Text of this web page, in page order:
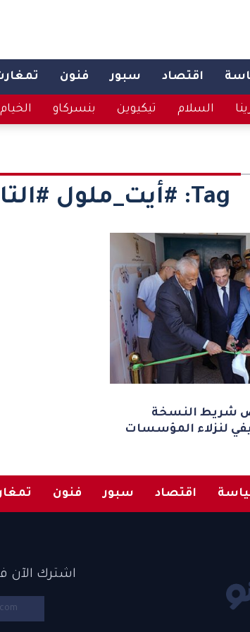
اقتصاد سبور فنون
السلام تيكيوين بنسركاو الخيام
Tag: #أيت_ملول
شريط النسخة
لنزلاء المؤسسات
اقتصاد سبور فنون
اشترك الآن